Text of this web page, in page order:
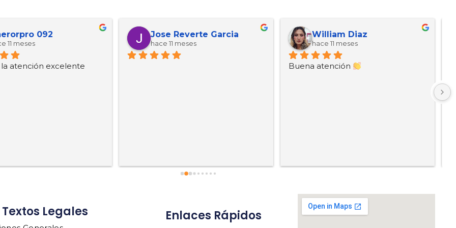
092
11 meses
la atención excelente
Jose Reverte Garcia
hace 11 meses
William Diaz
hace 11 meses
Buena atención
Textos Legales Enlaces Rápidos